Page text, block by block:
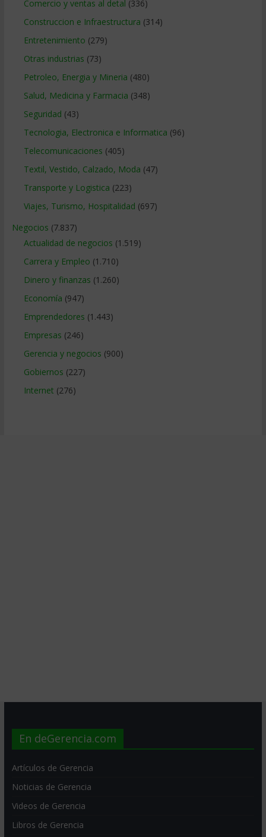
Comercio y ventas al detal (336)
Construccion e Infraestructura (314)
Entretenimiento (279)
Otras industrias (73)
Petroleo, Energia y Mineria (480)
Salud, Medicina y Farmacia (348)
Seguridad (43)
Tecnologia, Electronica e Informatica (96)
Telecomunicaciones (405)
Textil, Vestido, Calzado, Moda (47)
Transporte y Logistica (223)
Viajes, Turismo, Hospitalidad (697)
Negocios (7.837)
Actualidad de negocios (1.519)
Carrera y Empleo (1.710)
Dinero y finanzas (1.260)
Economía (947)
Emprendedores (1.443)
Empresas (246)
Gerencia y negocios (900)
Gobiernos (227)
Internet (276)
En deGerencia.com
Artículos de Gerencia
Noticias de Gerencia
Videos de Gerencia
Libros de Gerencia